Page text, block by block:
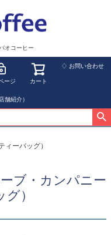
オコーヒー
ージ カート
♢ お問い合わせ
舗紹介）
ィーバッグ）
ブ・カンパニー
グ）